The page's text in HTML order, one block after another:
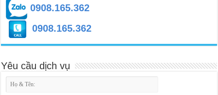
0908.165.362
0908.165.362
Yêu cầu dịch vụ